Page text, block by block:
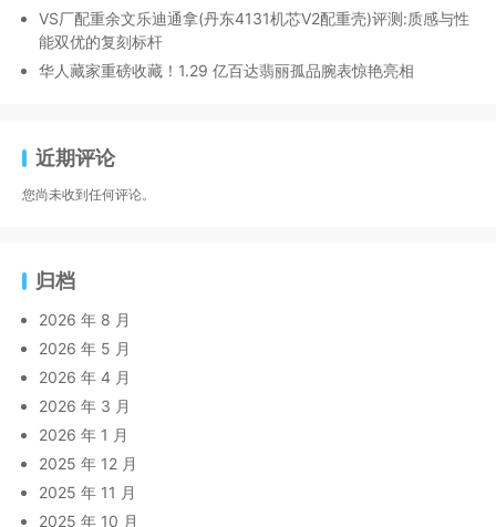
VS厂配重余文乐迪通拿(丹东4131机芯V2配重壳)评测:质感与性
能双优的复刻标杆
华人藏家重磅收藏！1.29 亿百达翡丽孤品腕表惊艳亮相
近期评论
您尚未收到任何评论。
归档
2026 年 8 月
2026 年 5 月
2026 年 4 月
2026 年 3 月
2026 年 1 月
2025 年 12 月
2025 年 11 月
2025 年 10 月